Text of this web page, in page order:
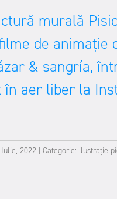
murală
de animație
& sangría,
în aer liber la
2022 | Categorie: ilustrație